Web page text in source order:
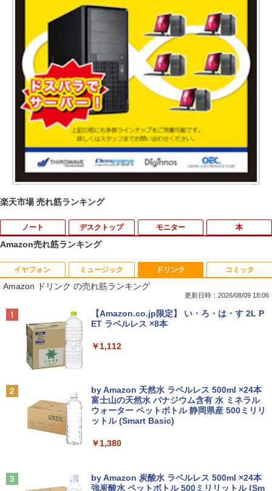
楽天市場 売れ筋ランキング
ノート
1
【ノートPC用】【あんしん3ヶ月に延長
保証】通常付属している30日の保証期間
が3ヶ月に延長されます。【単品購入・併
用不可※レビューキャンペーンは除く /
ノートパソコン専用】
2
ートパソコン Windows11 Office2019搭
載 15.6型 テンキー付き Celeron 第8世代
Core i3 Core i5 メモリ4GB/16GB SSD1
28GB～1TB Webカメラ DVD 無線LAN
【中古】
デスクトップ
1
中古パソコン | NEC | Mate MKM28L-3 |
Windows11 | デスクトップ | 一年保証 |
第8世代 | Core i5 8400 2.8(〜最大4.0)G
Hz | MEM:8GB | SSD:256GB | DVDマル
チ | 無線LAN:なし | Win11Pro64bit
2
0T/メモリ16GB(DDR4)/SSD256GB(M.2
NVMe)/Win11Pro-64bit】【中古/送料無
料】※沖縄・離島を除く
【正規永久版Office付き】ミニpc 【Intel
モニター
1
NEC AS223WM 液晶モニター 21.5イン
チワイド 白 ホワイト 1920×1080 （フル
HD）TN 白色LEDバックライト ミニ D-s
ub VGA HDMI ディスプレイ PS4 switch
対応 スイッチ 【中古】
2
PS | 243V5QHABA/11 | 23.6インチワイ
ド 1920×1080(フルHD) | LEDバックライ
ト | スピーカー内蔵 | 3系統入力(VGA・D
VI-D・HDMI) | VGAケーブル・電源ケー
本
1
宇宙兄弟（46） 【電子書籍】[ 小山宙哉
]
￥1,131
￥21,560
オレンジページ 2026 10/17号増刊＜グレ
ー＞ [雑誌]
Amazon売れ筋ランキング
イヤフォン
Anker Soundcore P40i オフホワイト
Anker Soundcore P31i ブラック
￥5,990
ラック
ミュージック
BRUCE WAYNE feat. Flo Milli, ATL Jacob
[Explicit]
￥250
BRUCE WAYNE feat. Flo Milli, ATL Jacob
[Explicit]
￥250
￥250
ドリンク
Amazon ドリンク の売れ筋ランキング
更新日時：2026/08/09 18:06
【Amazon.co.jp限定】 い・ろ・は・す 2L P
ET ラベルレス ×8本
￥1,112
by Amazon 天然水 ラベルレス 500ml ×24本
富士山の天然水 バナジウム含有 水 ミネラル
ウォーター ペットボトル 静岡県産 500ミリリ
ットル (Smart Basic)
￥1,380
by Amazon 炭酸水 ラベルレス 500ml ×24本
強炭酸水 ペットボトル 500ミリリットル (Sm
コミック